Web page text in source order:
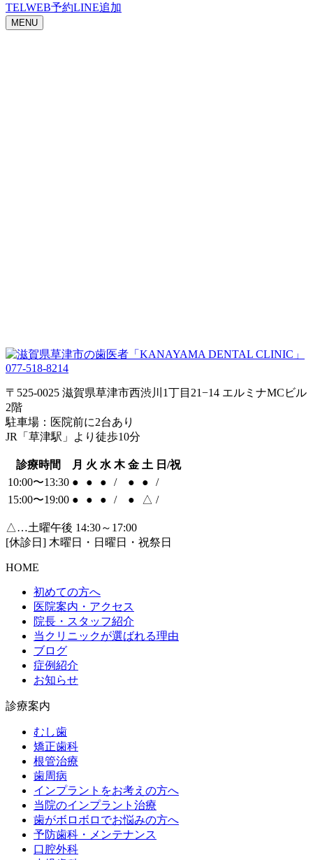
TELWEB予約LINE追加
MENU
077-518-8214
〒525-0025 滋賀県草津市西渋川1丁目21−14 エルミナMCビル
2階
駐車場：医院前に2台あり
JR「草津駅」より徒歩10分
診療時間 月 火 水 木 金 土 日/祝
10:00〜13:30 ● ● ● / ● ●
/
15:00〜19:00 ● ● ● / ● △ /
△…土曜午後 14:30～17:00
[休診日] 木曜日・日曜日・祝祭日
HOME
初めての方へ
医院案内・アクセス
院長・スタッフ紹介
当クリニックが選ばれる理由
ブログ
症例紹介
お知らせ
診療案内
むし歯
矯正歯科
根管治療
歯周病
インプラントをお考えの方へ
当院のインプラント治療
歯がボロボロでお悩みの方へ
予防歯科・メンテナンス
口腔外科